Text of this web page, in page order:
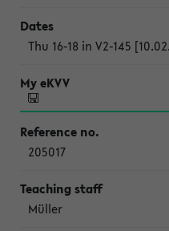
Thu 16-18 in V2-145
205017
Müller